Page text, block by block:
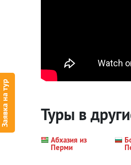
Заявка на тур Туры в
Абхазия из
Перми